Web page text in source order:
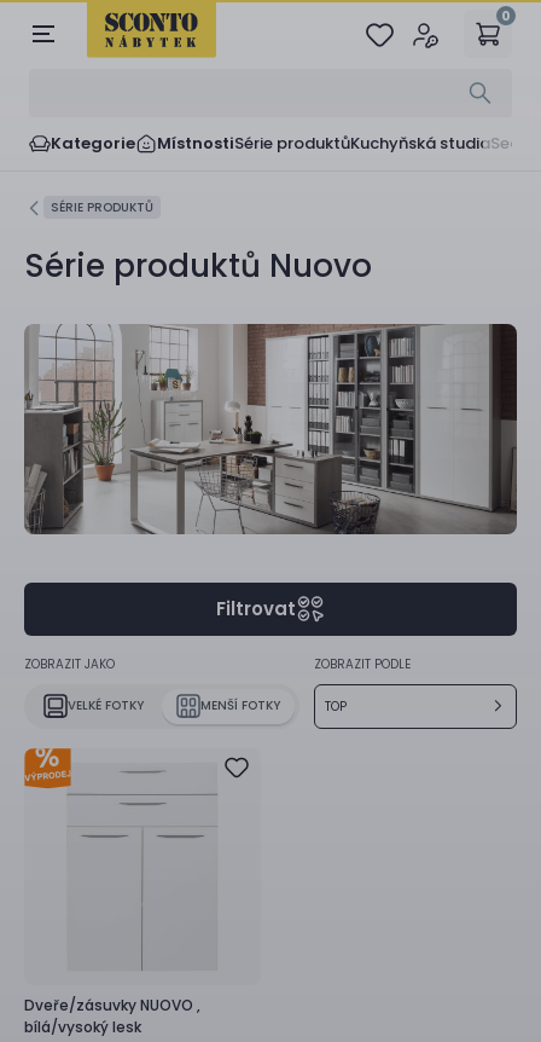
0
Kategorie MístnostiSérie produktůKuchyňská studia
SÉRIE PRODUKTŮ
Série produktů Nuovo
Filtrovat
ZOBRAZIT JAKO
VELKÉ FOTKY MENŠÍ FOTKY
ZOBRAZIT PODLE
TOP
Dveře/zásuvkyNUOVO ,
bílá/vysoký lesk